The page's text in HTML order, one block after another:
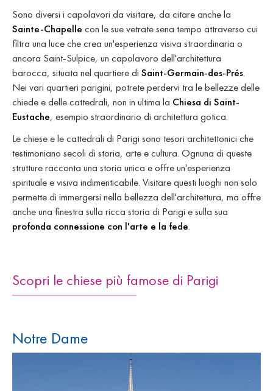
Sono diversi i capolavori da visitare, da citare anche la
Sainte-Chapelle con le sue vetrate sena tempo attraverso cui
filtra una luce che crea un'esperienza visiva straordinaria o
ancora Saint-Sulpice, un capolavoro dell'architettura
barocca, situata nel quartiere di Saint-Germain-des-Prés.
Nei vari quartieri parigini, potrete perdervi tra le bellezze delle
chiede e delle cattedrali, non in ultima la Chiesa di Saint-
Eustache, esempio straordinario di architettura gotica.
Le chiese e le cattedrali di Parigi sono tesori architettonici che
testimoniano secoli di storia, arte e cultura. Ognuna di queste
strutture racconta una storia unica e offre un'esperienza
spirituale e visiva indimenticabile. Visitare questi luoghi non solo
permette di immergersi nella bellezza dell'architettura, ma offre
anche una finestra sulla ricca storia di Parigi e sulla sua
profonda connessione con l'arte e la fede.
Scopri le chiese più famose di Parigi
Notre Dame